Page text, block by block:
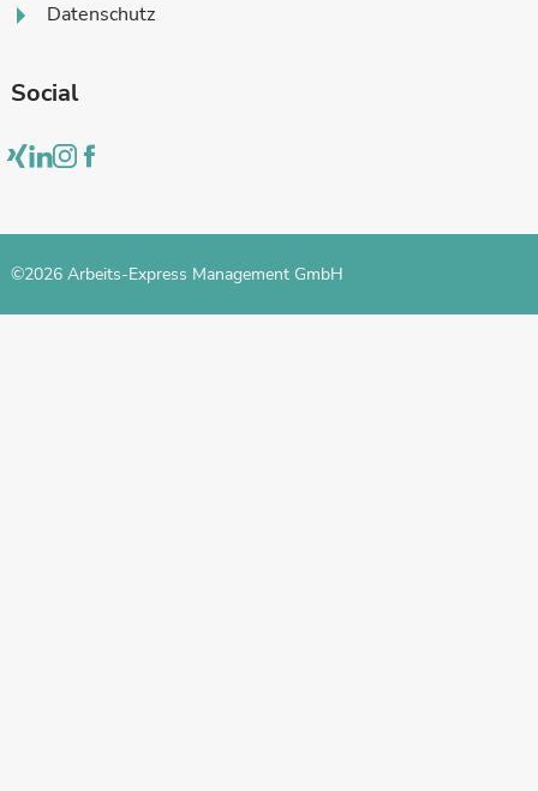
Datenschutz
Social
©2026 Arbeits-Express Management GmbH